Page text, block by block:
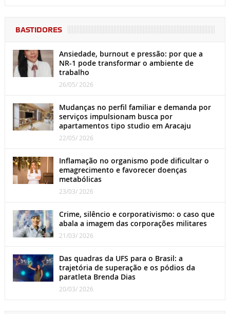
BASTIDORES
Ansiedade, burnout e pressão: por que a
NR-1 pode transformar o ambiente de
trabalho
26/05/ 2026
Mudanças no perfil familiar e demanda por
serviços impulsionam busca por
apartamentos tipo studio em Aracaju
22/05/ 2026
Inflamação no organismo pode dificultar o
emagrecimento e favorecer doenças
metabólicas
23/03/ 2026
Crime, silêncio e corporativismo: o caso que
abala a imagem das corporações militares
21/03/ 2026
Das quadras da UFS para o Brasil: a
trajetória de superação e os pódios da
paratleta Brenda Dias
20/03/ 2026